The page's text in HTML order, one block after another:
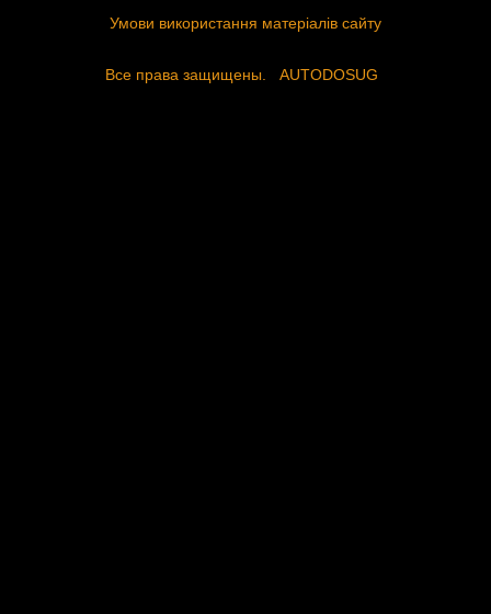
Умови використання матеріалів сайту
Все права защищены. AUTODOSUG